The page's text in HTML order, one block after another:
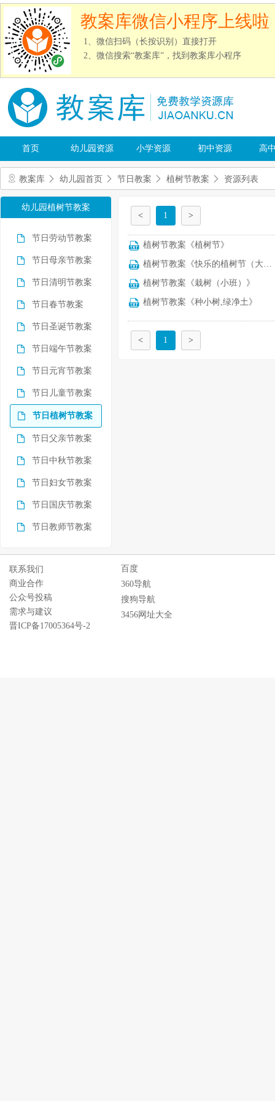
教案库微信小程序上线啦
1、微信扫码（长按识别）直接打开
2、微信搜索“教案库”，找到教案库小程序
首页 幼儿园资源 小学资源 初中资源 高
教案库 幼儿园首页 节日教案 植树节教案 资源列表
幼儿园植树节教案
节日劳动节教案
节日母亲节教案
节日清明节教案
节日春节教案
节日圣诞节教案
节日端午节教案
节日元宵节教案
节日儿童节教案
节日植树节教案
节日父亲节教案
节日中秋节教案
节日妇女节教案
节日国庆节教案
节日教师节教案
< 1 >
植树节教案《植树节》
植树节教案《快乐的植树节（大班语言）》
植树节教案《栽树（小班）》
植树节教案《种小树,绿净土》
< 1 >
联系我们
商业合作
公众号投稿
需求与建议
晋ICP备17005364号-2
百度
360导航
搜狗导航
3456网址大全